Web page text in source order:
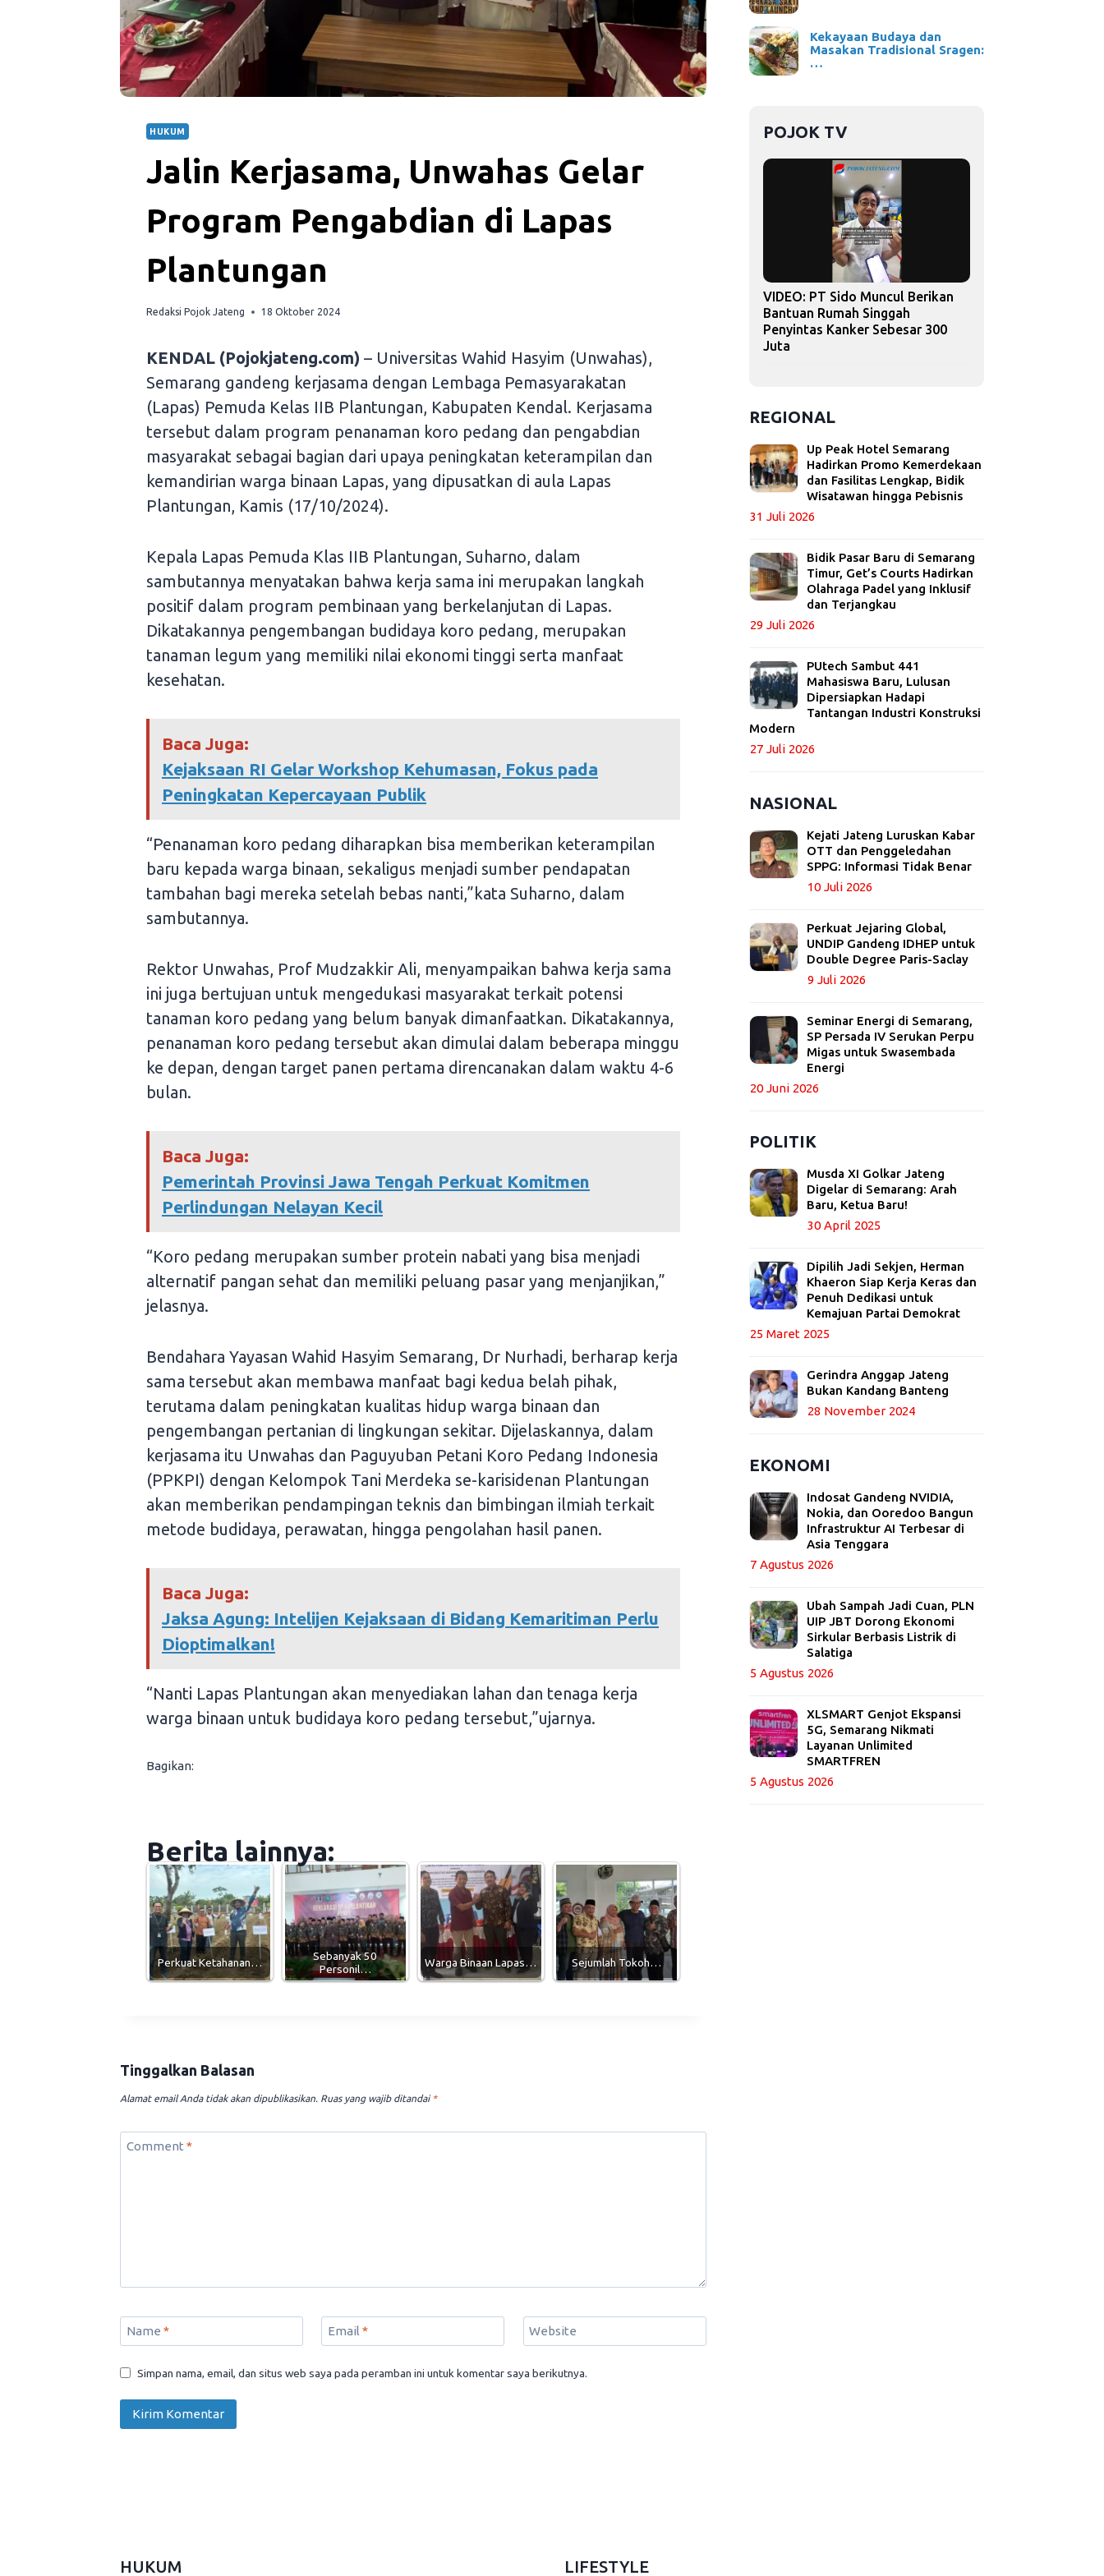
HUKUM
Jalin Kerjasama, Unwahas Gelar
Program Pengabdian di Lapas
Plantungan
Redaksi Pojok Jateng 18 Oktober 2024
KENDAL (Pojokjateng.com) – Universitas Wahid Hasyim (Unwahas),
Semarang gandeng kerjasama dengan Lembaga Pemasyarakatan
(Lapas) Pemuda Kelas IIB Plantungan, Kabupaten Kendal. Kerjasama
tersebut dalam program penanaman koro pedang dan pengabdian
masyarakat sebagai bagian dari upaya peningkatan keterampilan dan
kemandirian warga binaan Lapas, yang dipusatkan di aula Lapas
Plantungan, Kamis (17/10/2024).
Kepala Lapas Pemuda Klas IIB Plantungan, Suharno, dalam
sambutannya menyatakan bahwa kerja sama ini merupakan langkah
positif dalam program pembinaan yang berkelanjutan di Lapas.
Dikatakannya pengembangan budidaya koro pedang, merupakan
tanaman legum yang memiliki nilai ekonomi tinggi serta manfaat
kesehatan.
Baca Juga:
Kejaksaan RI Gelar Workshop Kehumasan, Fokus pada
Peningkatan Kepercayaan Publik
“Penanaman koro pedang diharapkan bisa memberikan keterampilan
baru kepada warga binaan, sekaligus menjadi sumber pendapatan
tambahan bagi mereka setelah bebas nanti,”kata Suharno, dalam
sambutannya.
Rektor Unwahas, Prof Mudzakkir Ali, menyampaikan bahwa kerja sama
ini juga bertujuan untuk mengedukasi masyarakat terkait potensi
tanaman koro pedang yang belum banyak dimanfaatkan. Dikatakannya,
penanaman koro pedang tersebut akan dimulai dalam beberapa minggu
ke depan, dengan target panen pertama direncanakan dalam waktu 4-6
bulan.
Baca Juga:
Pemerintah Provinsi Jawa Tengah Perkuat Komitmen
Perlindungan Nelayan Kecil
“Koro pedang merupakan sumber protein nabati yang bisa menjadi
alternatif pangan sehat dan memiliki peluang pasar yang menjanjikan,”
jelasnya.
Bendahara Yayasan Wahid Hasyim Semarang, Dr Nurhadi, berharap kerja
sama tersebut akan membawa manfaat bagi kedua belah pihak,
terutama dalam peningkatan kualitas hidup warga binaan dan
pengembangan pertanian di lingkungan sekitar. Dijelaskannya, dalam
kerjasama itu Unwahas dan Paguyuban Petani Koro Pedang Indonesia
(PPKPI) dengan Kelompok Tani Merdeka se-karisidenan Plantungan
akan memberikan pendampingan teknis dan bimbingan ilmiah terkait
metode budidaya, perawatan, hingga pengolahan hasil panen.
Baca Juga:
Jaksa Agung: Intelijen Kejaksaan di Bidang Kemaritiman Perlu
Dioptimalkan!
“Nanti Lapas Plantungan akan menyediakan lahan dan tenaga kerja
warga binaan untuk budidaya koro pedang tersebut,”ujarnya.
Bagikan:
Berita lainnya:
Perkuat Ketahanan…
Sebanyak 50
Personil…
Warga Binaan Lapas… Sejumlah Tokoh…
Tinggalkan Balasan
Alamat email Anda tidak akan dipublikasikan. Ruas yang wajib ditandai *
Comment *
Name * Email * Website
Simpan nama, email, dan situs web saya pada peramban ini untuk komentar saya berikutnya.
Kekayaan Budaya dan
Masakan Tradisional Sragen:
…
POJOK TV
VIDEO: PT Sido Muncul Berikan
Bantuan Rumah Singgah
Penyintas Kanker Sebesar 300
Juta
REGIONAL
Up Peak Hotel Semarang
Hadirkan Promo Kemerdekaan
dan Fasilitas Lengkap, Bidik
Wisatawan hingga Pebisnis
31 Juli 2026
Bidik Pasar Baru di Semarang
Timur, Get’s Courts Hadirkan
Olahraga Padel yang Inklusif
dan Terjangkau
29 Juli 2026
PUtech Sambut 441
Mahasiswa Baru, Lulusan
Dipersiapkan Hadapi
Tantangan Industri Konstruksi
Modern
27 Juli 2026
NASIONAL
Kejati Jateng Luruskan Kabar
OTT dan Penggeledahan
SPPG: Informasi Tidak Benar
10 Juli 2026
Perkuat Jejaring Global,
UNDIP Gandeng IDHEP untuk
Double Degree Paris-Saclay
9 Juli 2026
Seminar Energi di Semarang,
SP Persada IV Serukan Perpu
Migas untuk Swasembada
Energi
20 Juni 2026
POLITIK
Musda XI Golkar Jateng
Digelar di Semarang: Arah
Baru, Ketua Baru!
30 April 2025
Dipilih Jadi Sekjen, Herman
Khaeron Siap Kerja Keras dan
Penuh Dedikasi untuk
Kemajuan Partai Demokrat
25 Maret 2025
Gerindra Anggap Jateng
Bukan Kandang Banteng
28 November 2024
EKONOMI
Indosat Gandeng NVIDIA,
Nokia, dan Ooredoo Bangun
Infrastruktur AI Terbesar di
Asia Tenggara
7 Agustus 2026
Ubah Sampah Jadi Cuan, PLN
UIP JBT Dorong Ekonomi
Sirkular Berbasis Listrik di
Salatiga
5 Agustus 2026
XLSMART Genjot Ekspansi
5G, Semarang Nikmati
Layanan Unlimited
SMARTFREN
5 Agustus 2026
HUKUM LIFESTYLE